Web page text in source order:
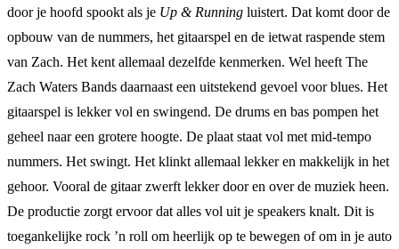
door je hoofd spookt als je Up & Running luistert. Dat komt door de
opbouw van de nummers, het gitaarspel en de ietwat raspende stem
van Zach. Het kent allemaal dezelfde kenmerken. Wel heeft The
Zach Waters Bands daarnaast een uitstekend gevoel voor blues. Het
gitaarspel is lekker vol en swingend. De drums en bas pompen het
geheel naar een grotere hoogte. De plaat staat vol met mid-tempo
nummers. Het swingt. Het klinkt allemaal lekker en makkelijk in het
gehoor. Vooral de gitaar zwerft lekker door en over de muziek heen.
De productie zorgt ervoor dat alles vol uit je speakers knalt. Dit is
toegankelijke rock ’n roll om heerlijk op te bewegen of om in je auto